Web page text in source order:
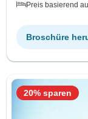
Preis basierend
Broschüre
20% sparen